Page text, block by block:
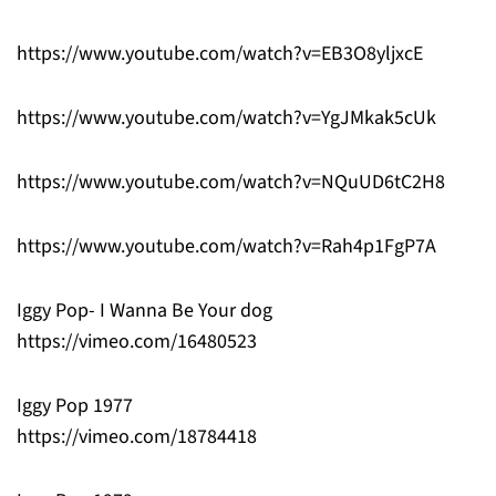
https://www.youtube.com/watch?v=EB3O8yljxcE
https://www.youtube.com/watch?v=YgJMkak5cUk
https://www.youtube.com/watch?v=NQuUD6tC2H8
https://www.youtube.com/watch?v=Rah4p1FgP7A
Iggy Pop- I Wanna Be Your dog
https://vimeo.com/16480523
Iggy Pop 1977
https://vimeo.com/18784418